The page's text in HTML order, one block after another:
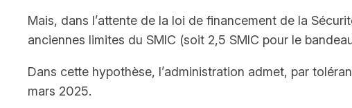
Mais, dans l’attente de la loi de financement de la
anciennes limites du SMIC (soit 2,5 SMIC pour le
Dans cette hypothèse, l’administration admet, par
mars 2025.